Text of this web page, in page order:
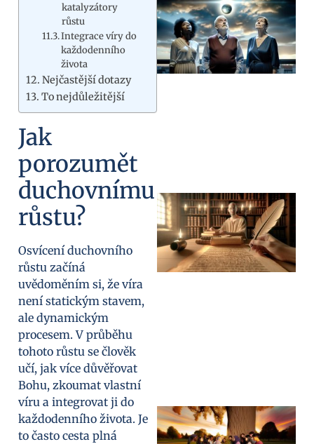
katalyzátory
růstu
Integrace víry do
každodenního
života
Nejčastější dotazy
To nejdůležitější
Jak
porozumět
duchovnímu
růstu?
Osvícení duchovního
růstu začíná
uvědoměním si, že víra
není statickým stavem,
ale dynamickým
procesem. V průběhu
tohoto růstu se člověk
učí, jak více důvěřovat
Bohu, zkoumat vlastní
víru a integrovat ji do
každodenního života. Je
to často cesta plná